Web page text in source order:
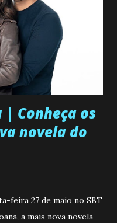
| Conheça os
novela do
feira 27 de maio no SBT
a mais nova novela